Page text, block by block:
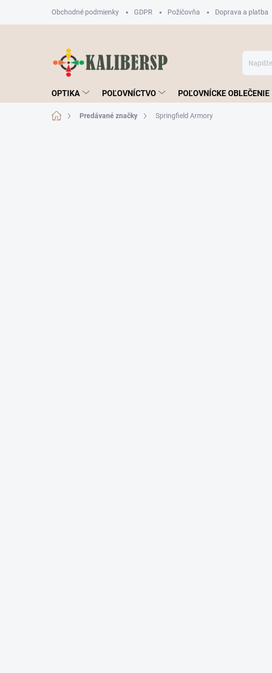
obsah
Obchodné podmienky GDPR Požičovňa Doprava a platba
OPTIKA POĽOVNÍCTVO POĽOVNÍCKE OBLEČENIE
DomovPredávané značky Springfield Armory